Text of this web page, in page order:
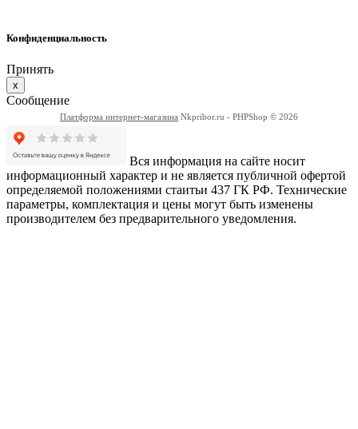
Конфиденциальность
Принять
x
Сообщение
Платформа интернет-магазина Nkpribor.ru - PHPShop © 2026
Вся информация на сайте носит
информационный характер и не является публичной офертой
определяемой положениями стаитьи 437 ГК РФ. Технические
параметры, комплектация и цены могут быть изменены
производителем без предварительного уведомления.